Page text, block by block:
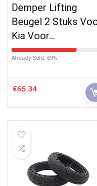
Demper Lifting
Beugel 2 Stuks
Kia Voor…
Already Sold: 69%
€65.34